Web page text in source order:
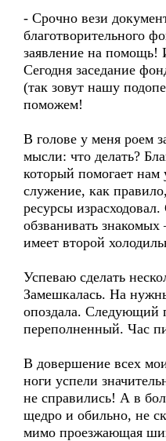
- Срочно вези
благотворительного
заявление на помощь!
Сегодня заседание
(так зовут нашу
поможем!
В голове у меня роем
мысли: что делать?
который помогает нам
служение, как
ресурсы
обзванивать
имеет второй
Успеваю сделать
Замешкалась. На
опоздала. Следующий
переполненный. Час
В довершение всех
ноги успели
не справились! А в
щедро и обильно, не
мимо проезжающая